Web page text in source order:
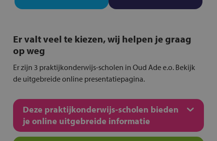
Er valt veel te kiezen, wij helpen je graag
op weg
Er zijn 3 praktijkonderwijs-scholen in Oud Ade e.o. Bekijk
de uitgebreide online presentatiepagina.
Deze praktijkonderwijs-scholen bieden
je online uitgebreide informatie